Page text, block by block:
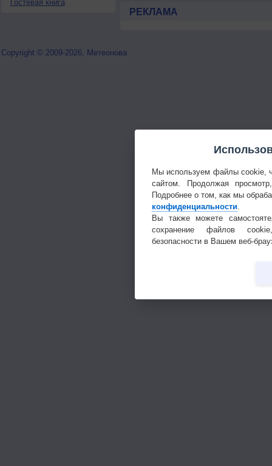
Гостевая книга
РЕКЛАМА
Copyright © 2009-2026, Метеонова
Мы используем файлы cookie,
сайтом. Продолжая
Подробнее о том, как мы
конфиденциальности
Вы также можете
сохранение файлов
безопасности в Вашем веб-